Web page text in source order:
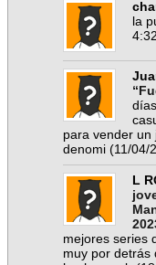
la
para vender un
denomi (11/04/
L
mejores series
muy por detrás